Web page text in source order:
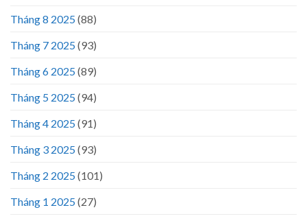
Tháng 8 2025(88)
Tháng 7 2025(93)
Tháng 6 2025(89)
Tháng 5 2025(94)
Tháng 4 2025(91)
Tháng 3 2025(93)
Tháng 2 2025(101)
Tháng 1 2025(27)